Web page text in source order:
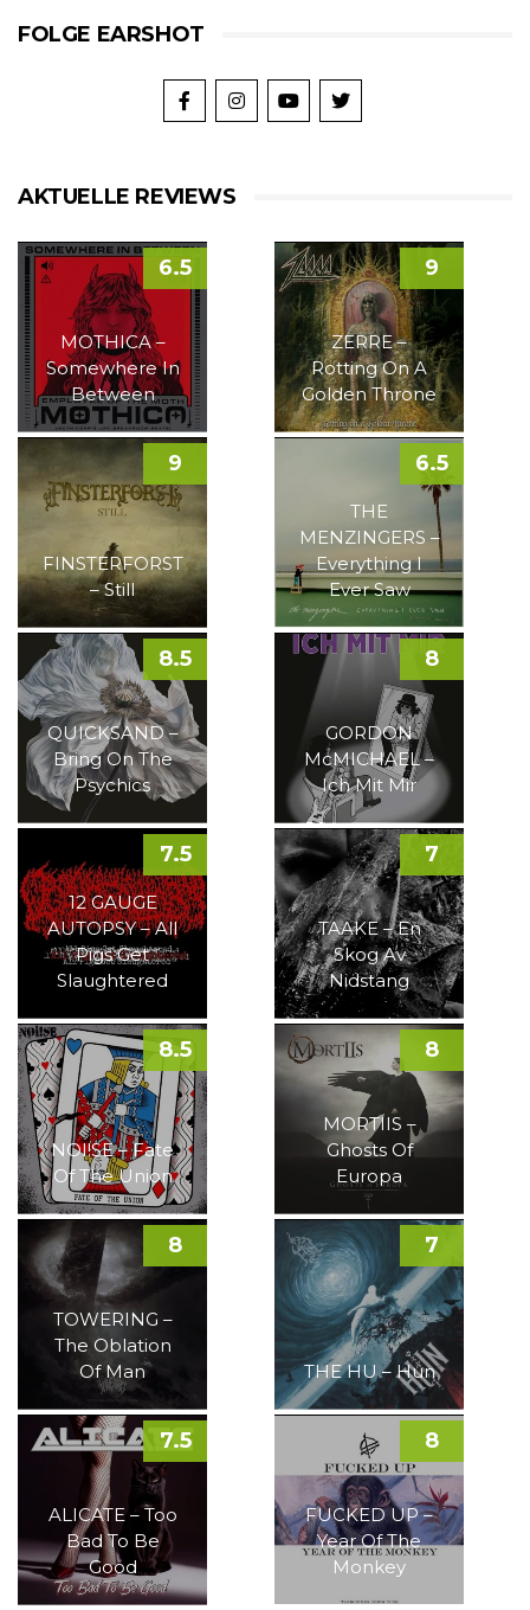
FOLGE EARSHOT
AKTUELLE REVIEWS
MOTHICA –
Somewhere In
Between
6.5
ZERRE –
Rotting On A
Golden Throne
9
FINSTERFORST
– Still
9
THE
MENZINGERS –
Everything I
Ever Saw
6.5
QUICKSAND –
Bring On The
Psychics
8.5
GORDON
McMICHAEL –
Ich Mit Mir
8
12 GAUGE
AUTOPSY – All
Pigs Get
Slaughtered
7.5
TAAKE – En
Skog Av
Nidstang
7
NOI!SE – Fate
Of The Union
8.5
MORTIIS –
Ghosts Of
Europa
8
TOWERING –
The Oblation
Of Man
8
THE HU – Hun
7
ALICATE – Too
Bad To Be
Good
7.5
FUCKED UP –
Year Of The
Monkey
8